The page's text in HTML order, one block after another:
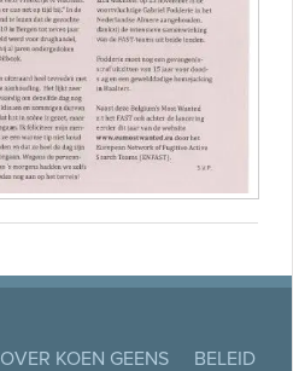
OVER KOEN GEENS
BELEID